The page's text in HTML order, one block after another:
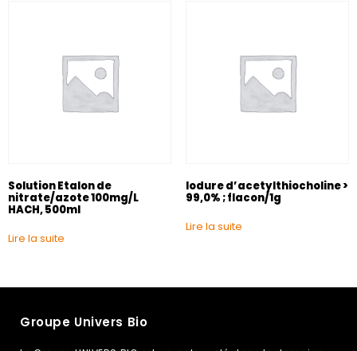
Solution Etalon de
nitrate/azote 100mg/L
HACH, 500ml
Lire la suite
Iodure d’acetylthiocholine >
99,0% ; flacon/1g
Lire la suite
Groupe Univers Bio